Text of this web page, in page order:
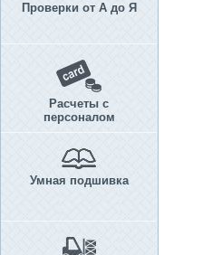
Проверки от А до Я
Расчеты с
персоналом
Умная подшивка